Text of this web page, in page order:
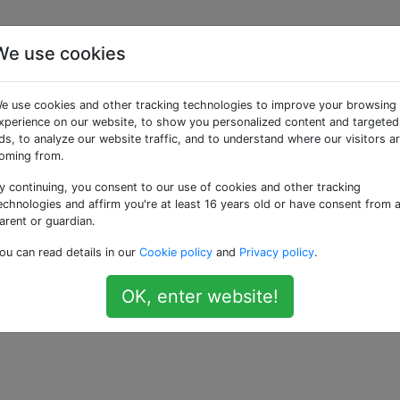
la livraison d'un
seule coche, cela est-il simplement supprimé de mon
plus remis au destinataire?
use cookies
use cookies and other tracking technologies to improve your browsing
on our website, to show you personalized content and targeted
to analyze our website traffic, and to understand where our visitors
from.
continuing, you consent to our use of cookies and other tracking
and affirm you're at least 16 years old or have consent from a
or guardian.
can read details in our Cookie policy and Privacy policy.
OK, enter website!